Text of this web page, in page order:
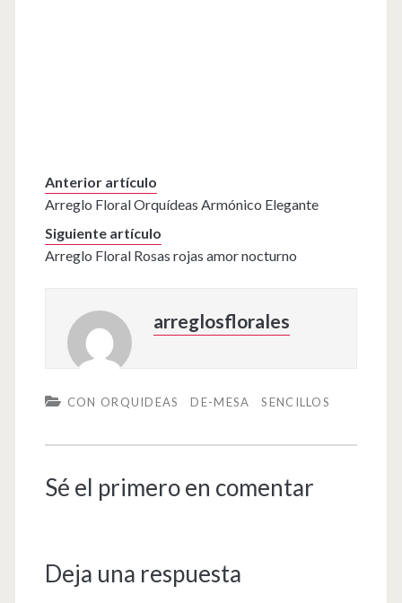
Anterior artículo
Arreglo Floral Orquídeas Armónico Elegante
Siguiente artículo
Arreglo Floral Rosas rojas amor nocturno
arreglosflorales
CON ORQUIDEAS DE-MESA SENCILLOS
Sé el primero en comentar
Deja una respuesta